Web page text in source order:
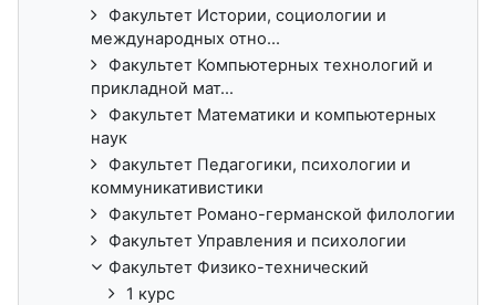
Факультет Истории, социологии и
международных отно...
Факультет Компьютерных технологий и
прикладной мат...
Факультет Математики и компьютерных
наук
Факультет Педагогики, психологии и
коммуникативистики
Факультет Романо-германской филологии
Факультет Управления и психологии
Факультет Физико-технический
1 курс